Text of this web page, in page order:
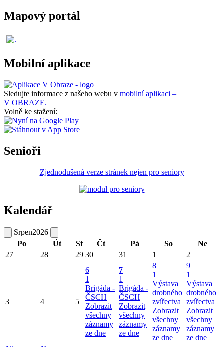
Mapový portál
Mobilní aplikace
Sledujte informace z našeho webu v mobilní aplikaci –
V OBRAZE.
Volně ke stažení:
Senioři
Zjednodušená verze stránek nejen pro seniory
Kalendář
Srpen2026
Po
Út St Čt Pá So
Ne
27
28 29 30 31 1 2
3 4 5
6
1
Brigáda -
ČSCH
Zobrazit
všechny
záznamy
ze dne
7
1
Brigáda -
ČSCH
Zobrazit
všechny
záznamy
ze dne
8
1
Výstava
drobného
zvířectva
Zobrazit
všechny
záznamy
ze dne
9
1
Výstava
drobného
zvířectva
Zobrazit
všechny
záznamy
ze dne